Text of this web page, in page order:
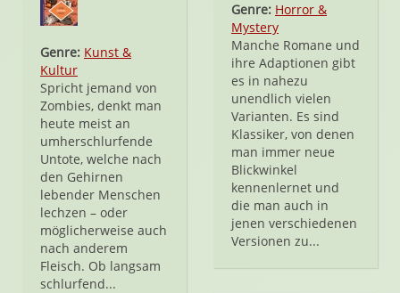
Genre: Kunst &
Kultur
Spricht jemand von
Zombies, denkt man
heute meist an
umherschlurfende
Untote, welche nach
den Gehirnen
lebender Menschen
lechzen – oder
möglicherweise auch
nach anderem
Fleisch. Ob langsam
schlurfend...
Genre: Horror &
Mystery
Manche Romane und
ihre Adaptionen gibt
es in nahezu
unendlich vielen
Varianten. Es sind
Klassiker, von denen
man immer neue
Blickwinkel
kennenlernet und
die man auch in
jenen verschiedenen
Versionen zu...